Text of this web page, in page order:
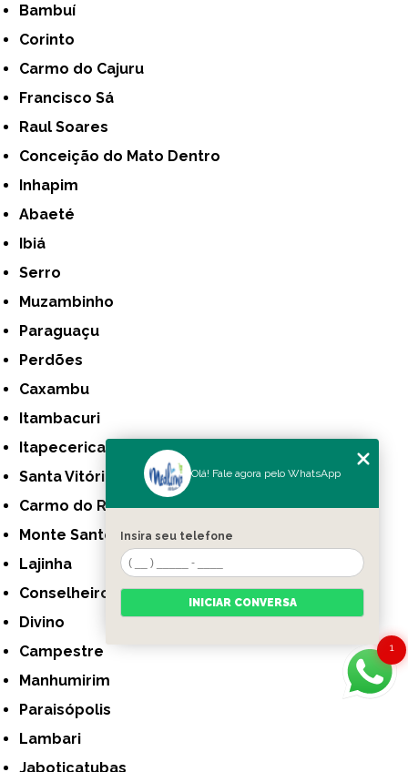
Bambuí
Corinto
Carmo do Cajuru
Francisco Sá
Raul Soares
Conceição do Mato Dentro
Inhapim
Abaeté
Ibiá
Serro
Muzambinho
Paraguaçu
Perdões
Caxambu
Itambacuri
Itapecerica
Santa Vitória
Carmo do Rio Claro
Monte Santo de Minas
Lajinha
Conselheiro Pena
Divino
Campestre
Manhumirim
Paraisópolis
Lambari
Jaboticatubas
1
Olá! Fale agora pelo WhatsApp
Insira seu telefone
INICIAR CONVERSA